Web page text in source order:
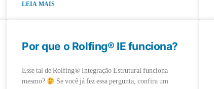
LEIA MAIS
Por que o Rolfing® IE funciona?
Esse tal de Rolfing® Integração Estrutural funciona
mesmo?
Se você já fez essa pergunta, confira um